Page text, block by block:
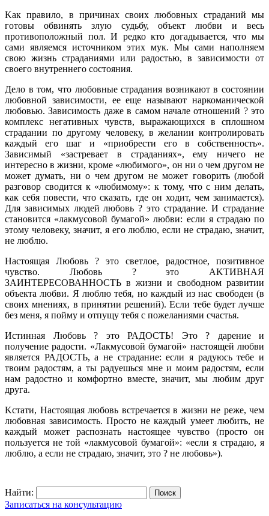
Kак правило, в причинах своих любовных страданий мы
готовы обвинять злую судьбу, объект любви и весь
противоположный пол. И редко кто догадывается, что мы
сами являемся источником этих мук. Мы сами наполняем
свою жизнь страданиями или радостью, в зависимости от
своего внутреннего состояния.
Дело в том, что любовные страдания возникают в состоянии
любовной зависимости, ее еще называют наркоманической
любовью. Зависимость даже в самом начале отношений ? это
комплекс негативных чувств, выражающихся в сплошном
страдании по другому человеку, в желании контролировать
каждый его шаг и «приобрести его в собственность».
Зависимый «застревает в страданиях», ему ничего не
интересно в жизни, кроме «любимого», он ни о чем другом не
может думать, ни о чем другом не может говорить (любой
разговор сводится к «любимому»: к тому, что с ним делать,
как себя повести, что сказать, где он ходит, чем занимается).
Для зависимых людей любовь ? это страдание. И страдание
становится «лакмусовой бумагой» любви: если я страдаю по
этому человеку, значит, я его люблю, если не страдаю, значит,
не люблю.
Настоящая Любовь ? это светлое, радостное, позитивное
чувство. Любовь ? это АKТИВНАЯ
ЗАИНТЕРЕСОВАННОСТЬ в жизни и свободном развитии
объекта любви. Я люблю тебя, но каждый из нас свободен (в
своих мнениях, в принятии решений). Если тебе будет лучше
без меня, я пойму и отпущу тебя с пожеланиями счастья.
Истинная Любовь ? это РАДОСТЬ! Это ? дарение и
получение радости. «Лакмусовой бумагой» настоящей любви
является РАДОСТЬ, а не страдание: если я радуюсь тебе и
твоим радостям, а ты радуешься мне и моим радостям, если
нам радостно и комфортно вместе, значит, мы любим друг
друга.
Kстати, Настоящая любовь встречается в жизни не реже, чем
любовная зависимость. Просто не каждый умеет любить, не
каждый может распознать настоящее чувство (просто он
пользуется не той «лакмусовой бумагой»: «если я страдаю, я
люблю, а если не страдаю, значит, это ? не любовь»).
Найти:
Записаться на консультацию